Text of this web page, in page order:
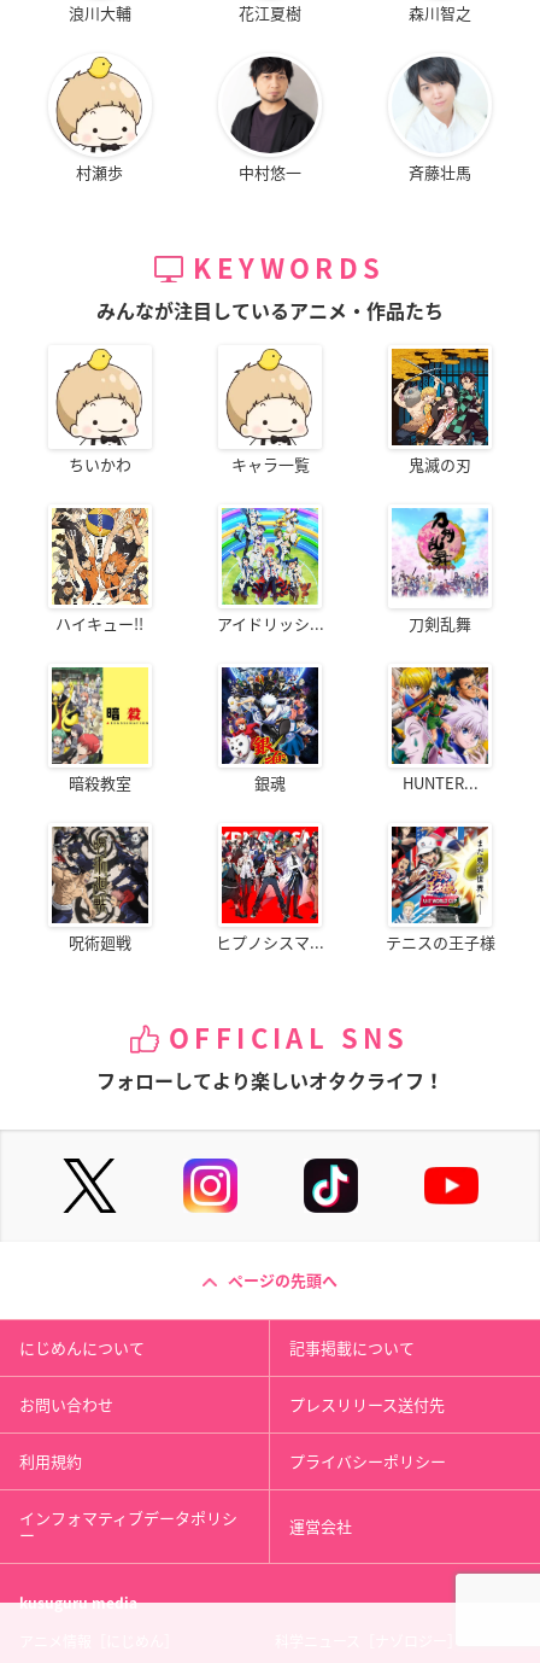
浪川大輔 花江夏樹 森川智之
村瀬歩 中村悠一 斉藤壮馬
KEYWORDS
みんなが注目しているアニメ・作品たち
ちいかわ キャラ一覧 鬼滅の刃
ハイキュー!! アイドリッシ... 刀剣乱舞
暗殺教室 銀魂 HUNTER...
呪術廻戦 ヒプノシスマ... テニスの王子様
OFFICIAL SNS
フォローしてより楽しいオタクライフ！
ページの先頭へ
にじめんについて 記事掲載について
お問い合わせ プレスリリース送付先
利用規約 プライバシーポリシー
インフォマティブデータポリシ
ー 運営会社
kusugurumedia